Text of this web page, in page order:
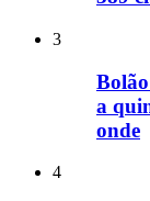
3
a
onde
4